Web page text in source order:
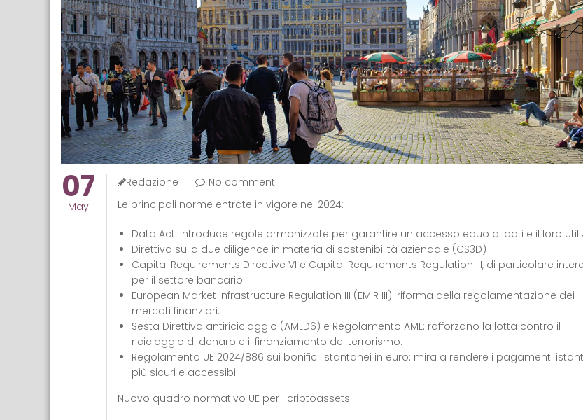
07
May
Redazione
No comment
Le principali norme entrate in vigore nel 2024:
Data Act: introduce regole armonizzate per garantire un accesso equo ai dati e il loro
Direttiva sulla due diligence in materia di sostenibilità aziendale (CS3D)
Capital Requirements Directive VI e Capital Requirements Regulation III, di particolare
per il settore bancario.
European Market Infrastructure Regulation III (EMIR III): riforma della regolamentazione dei
mercati finanziari.
Sesta Direttiva antiriciclaggio (AMLD6) e Regolamento AML: rafforzano la lotta contro il
riciclaggio di denaro e il finanziamento del terrorismo.
Regolamento UE 2024/886 sui bonifici istantanei in euro: mira a rendere i pagamenti
più sicuri e accessibili.
Nuovo quadro normativo UE per i criptoassets: